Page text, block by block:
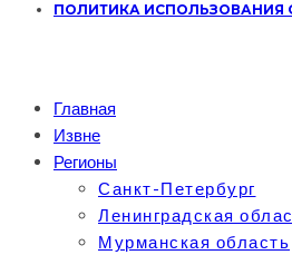
ПОЛИТИКА ИСПОЛЬЗОВАНИЯ
Главная
Извне
Регионы
Санкт-Петербург
Ленинградская
Мурманская область